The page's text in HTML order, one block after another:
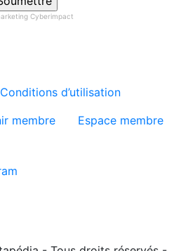
Cyberimpact
de pied de
Conditions d’utilisation
membre Espace membre